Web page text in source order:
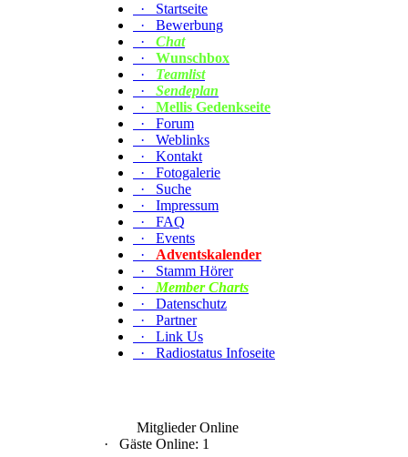
·
Startseite
·
Bewerbung
·
Chat
·
Wunschbox
·
Teamlist
·
Sendeplan
·
Mellis Gedenkseite
·
Forum
·
Weblinks
·
Kontakt
·
Fotogalerie
·
Suche
·
Impressum
·
FAQ
·
Events
·
Adventskalender
·
Stamm Hörer
·
Member Charts
·
Datenschutz
·
Partner
·
Link Us
·
Radiostatus Infoseite
Mitglieder Online
·
Gäste Online: 1